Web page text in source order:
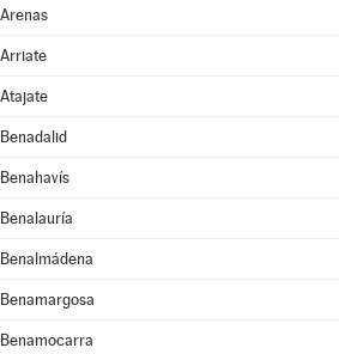
Arenas
Arriate
Atajate
Benadalid
Benahavís
Benalauría
Benalmádena
Benamargosa
Benamocarra